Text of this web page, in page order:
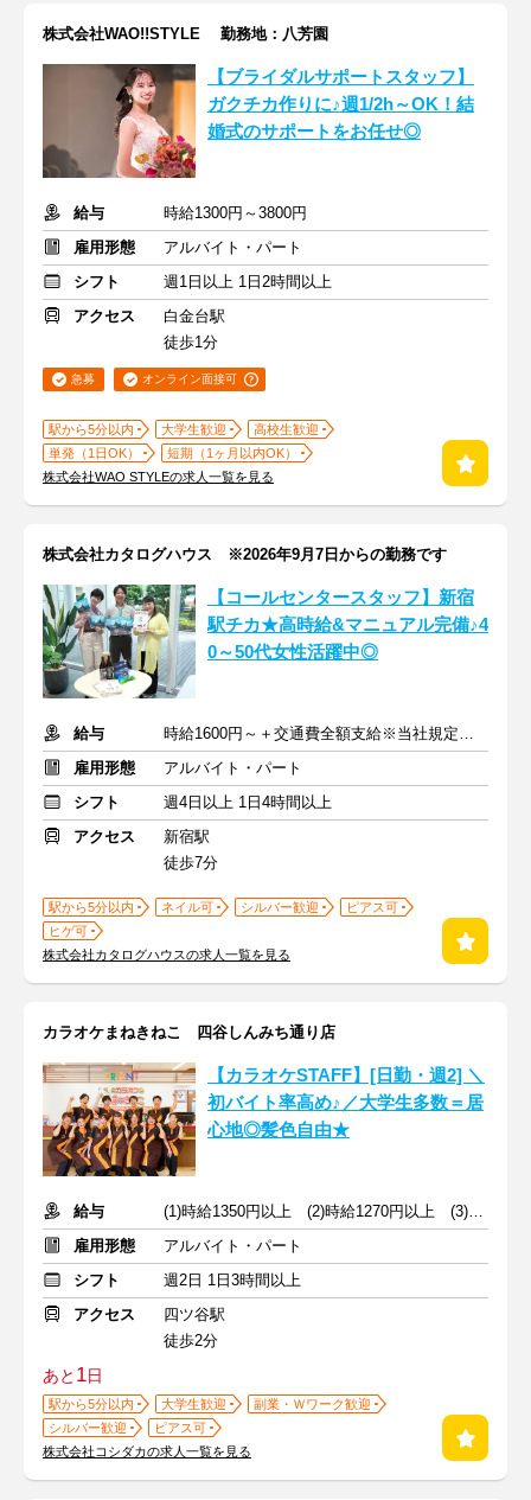
株式会社WAO!!STYLE 勤務地：八芳園
【ブライダルサポートスタッフ】
ガクチカ作りに♪週1/2h～OK！結
婚式のサポートをお任せ◎
給与
時給1300円～3800円
雇用形態
アルバイト・パート
シフト
週1日以上 1日2時間以上
アクセス
白金台駅
徒歩1分
急募 オンライン面接可
駅から5分以内 大学生歓迎
高校生歓迎
単発（1日OK）
短期（1ヶ月以内OK）
株式会社WAO STYLEの求人一覧を見る
株式会社カタログハウス ※2026年9月7日からの勤務です
【コールセンタースタッフ】新宿
駅チカ★高時給&マニュアル完備♪4
0～50代女性活躍中◎
給与
時給1600円～＋交通費全額支給※当社規定による
雇用形態
アルバイト・パート
シフト
週4日以上 1日4時間以上
アクセス
新宿駅
徒歩7分
駅から5分以内 ネイル可 シルバー歓迎
ピアス可
ヒゲ可
株式会社カタログハウスの求人一覧を見る
カラオケまねきねこ 四谷しんみち通り店
【カラオケSTAFF】[日勤・週2] ＼
初バイト率高め♪／大学生多数＝居
心地◎髪色自由★
給与
(1)時給1350円以上 (2)時給1270円以上 (3)時給1350円以上
雇用形態
アルバイト・パート
シフト
週2日 1日3時間以上
アクセス
四ツ谷駅
徒歩2分
あと 1日
駅から5分以内 大学生歓迎
副業・Ｗワーク歓迎
シルバー歓迎
ピアス可
株式会社コシダカの求人一覧を見る